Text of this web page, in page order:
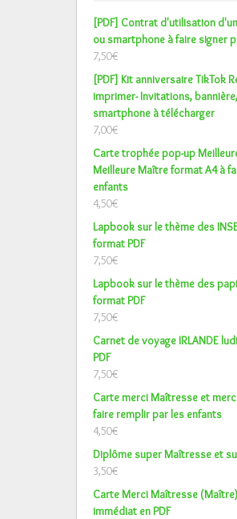
[PDF] Contrat d'utilisation
ou smartphone à faire signer
7,50€
[PDF] Kit anniversaire TikTok
imprimer- Invitations,
smartphone à télécharger
7,00€
Carte trophée pop-up
Meilleure Maître format A4 à
enfants
4,50€
Lapbook sur le thème des
format PDF
7,50€
Lapbook sur le thème des
format PDF
7,50€
Carnet de voyage IRLANDE
PDF
7,50€
Carte merci Maîtresse et
faire remplir par les enfants
4,50€
Diplôme super Maîtresse et
3,50€
Carte Merci Maîtresse
immédiat en PDF